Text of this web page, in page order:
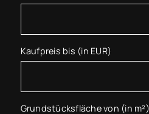
Kaufpreis bis (in EUR)
Grundstücksfläche von (in m²)